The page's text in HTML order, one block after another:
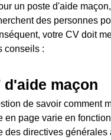
un poste d'aide
des personnes
votre CV doit
conseils :
d'aide maçon
de savoir comment
en page varie en
des directives